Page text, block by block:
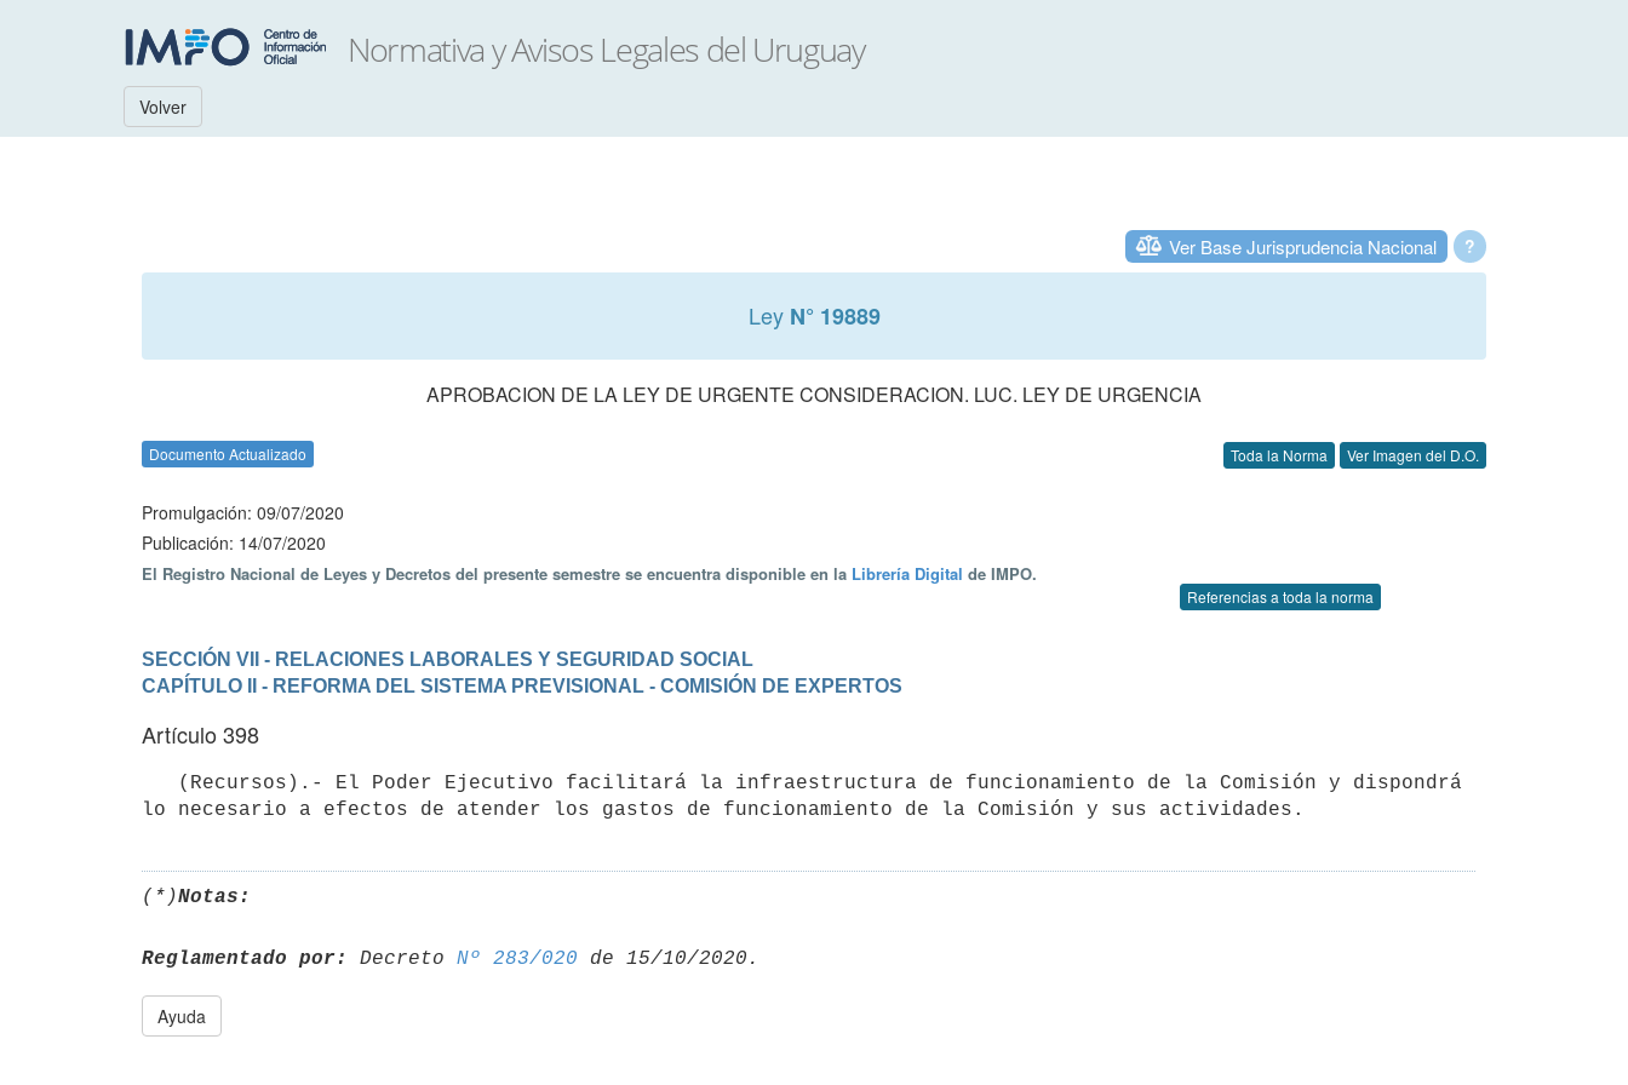
Volver
?
Ver Base Jurisprudencia Nacional
Ley N° 19889
APROBACION DE LA LEY DE URGENTE CONSIDERACION. LUC. LEY DE URGENCIA
Documento Actualizado Toda la Norma Ver Imagen del D.O.
Promulgación: 09/07/2020
Publicación: 14/07/2020
El Registro Nacional de Leyes y Decretos del presente semestre se encuentra disponible en la Librería Digital de IMPO.
Referencias a toda la norma
SECCIÓN VII - RELACIONES LABORALES Y SEGURIDAD SOCIAL
CAPÍTULO II - REFORMA DEL SISTEMA PREVISIONAL - COMISIÓN DE EXPERTOS
Artículo 398
lo necesario a efectos de atender los gastos de funcionamiento de la Comisión y sus actividades.
(*)Notas:
Reglamentado por: Decreto Nº 283/020
Ayuda